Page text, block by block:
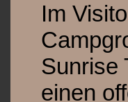
Im
Sunrise
einen